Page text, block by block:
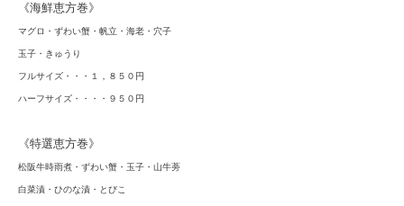
《海鮮恵方巻》
マグロ・ずわい蟹・帆立・海老・穴子
玉子・きゅうり
フルサイズ・・・１，８５０円
ハーフサイズ・・・・９５０円
《特選恵方巻》
松阪牛時雨煮・ずわい蟹・玉子・山牛蒡
白菜漬・ひのな漬・とびこ